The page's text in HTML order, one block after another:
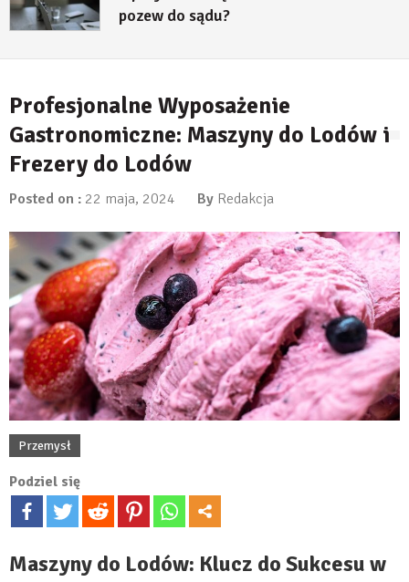
pozew do sądu?
Profesjonalne Wyposażenie
Gastronomiczne: Maszyny do Lodów i
Frezery do Lodów
Posted on : 22 maja, 2024 By Redakcja
Przemysł
Podziel się
Maszyny do Lodów: Klucz do Sukcesu w